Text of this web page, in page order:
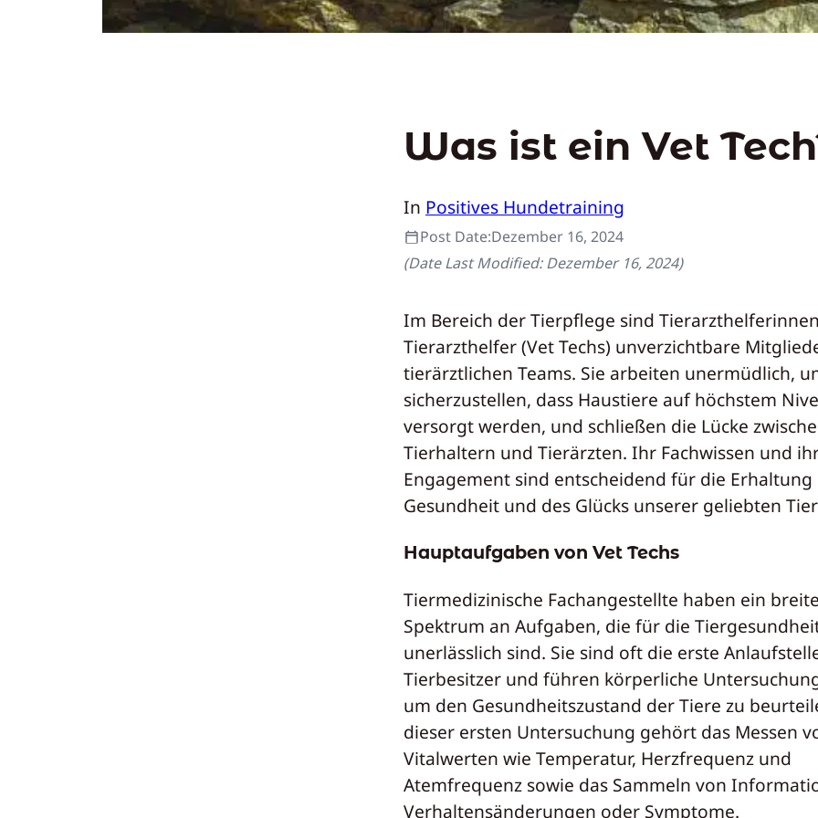
Was ist ein Vet
In Positives Hundetraining
Post Date:Dezember 16, 2024
(Date Last Modified:Dezember 16, 2024)
Im Bereich der Tierpflege sind
Tierarzthelfer (Vet Techs) unverzichtbare
tierärztlichen Teams. Sie arbeiten unermüdlich,
sicherzustellen, dass Haustiere auf höchstem
versorgt werden, und schließen die Lücke
Tierhaltern und Tierärzten. Ihr Fachwissen und
Engagement sind entscheidend für die Erhaltung
Gesundheit und des Glücks unserer geliebten
Hauptaufgaben von Vet Techs
Tiermedizinische Fachangestellte haben ein
Spektrum an Aufgaben, die für die
unerlässlich sind. Sie sind oft die erste
Tierbesitzer und führen körperliche
um den Gesundheitszustand der Tiere zu
dieser ersten Untersuchung gehört das Messen
Vitalwerten wie Temperatur, Herzfrequenz und
Atemfrequenz sowie das Sammeln von
Verhaltensänderungen oder Symptome.